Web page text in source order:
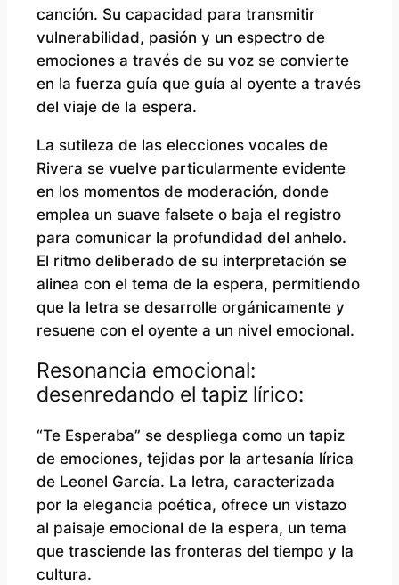
canción. Su capacidad para transmitir
vulnerabilidad, pasión y un espectro de
emociones a través de su voz se convierte
en la fuerza guía que guía al oyente a través
del viaje de la espera.
La sutileza de las elecciones vocales de
Rivera se vuelve particularmente evidente
en los momentos de moderación, donde
emplea un suave falsete o baja el registro
para comunicar la profundidad del anhelo.
El ritmo deliberado de su interpretación se
alinea con el tema de la espera, permitiendo
que la letra se desarrolle orgánicamente y
resuene con el oyente a un nivel emocional.
Resonancia emocional:
desenredando el tapiz lírico:
“Te Esperaba” se despliega como un tapiz
de emociones, tejidas por la artesanía lírica
de Leonel García. La letra, caracterizada
por la elegancia poética, ofrece un vistazo
al paisaje emocional de la espera, un tema
que trasciende las fronteras del tiempo y la
cultura.